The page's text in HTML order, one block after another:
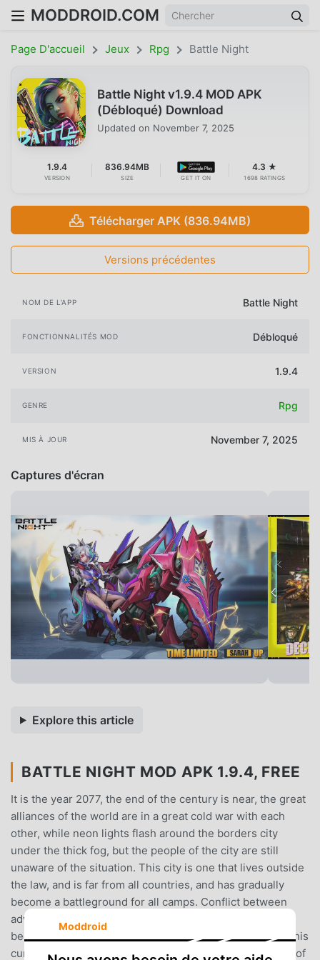
MODDROID.COM
Page D'accueil Jeux Rpg Battle Night
Battle Night v1.9.4 MOD APK
(Débloqué) Download
Updated on November 7, 2025
1.9.4
VERSION
836.94MB
SIZE GET IT ON
4.3 ★
1698 RATINGS
Télécharger APK (836.94MB)
Versions précédentes
NOM DE L'APP Battle Night
FONCTIONNALITÉS MOD Débloqué
VERSION 1.9.4
GENRE Rpg
MIS À JOUR November 7, 2025
Captures d'écran
Explore this article
BATTLE NIGHT MOD APK 1.9.4, FREE
It is the year 2077, the end of the century is near, the great
alliances of the world are in a great cold war with each
other, while neon lights flash around the borders city
under the thick fog, but the people of the city are still
unaware of the situation. This city is one that lives outside
the law, and is far from all countries, and has gradually
become a battleground for all camps. Conflict between
advanced technology and the decadent civilizations has
become irreversible, and Cyberpunk has finally opened his
curtains after long nights.It was around this time on one of
Moddroid